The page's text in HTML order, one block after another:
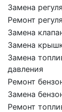
Замена
Ремонт
Замена
Замена
Замена
давления
Ремонт
Замена
Ремонт